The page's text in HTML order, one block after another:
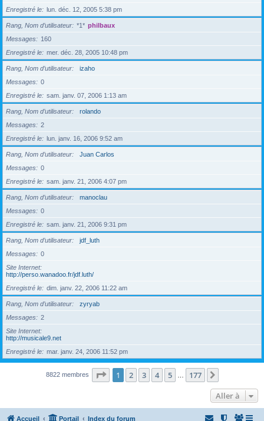
Enregistré le
lun. déc. 12, 2005 5:38 pm
Rang, Nom d’utilisateur *1* philbaux
Messages
160
Enregistré le
mer. déc. 28, 2005 10:48 pm
Rang, Nom d’utilisateur
izaho
Messages
0
Enregistré le
sam. janv. 07, 2006 1:13 am
Rang, Nom d’utilisateur
rolando
Messages
2
Enregistré le
lun. janv. 16, 2006 9:52 am
Rang, Nom d’utilisateur
Juan Carlos
Messages
0
Enregistré le
sam. janv. 21, 2006 4:07 pm
Rang, Nom d’utilisateur
manoclau
Messages
0
Enregistré le
sam. janv. 21, 2006 9:31 pm
Rang, Nom d’utilisateur
jdf_luth
Messages
0
Site Internet
http://perso.wanadoo.fr/jdf.luth/
Enregistré le
dim. janv. 22, 2006 11:22 am
Rang, Nom d’utilisateur
zyryab
Messages
2
Site Internet
http://musicale9.net
Enregistré le
mar. janv. 24, 2006 11:52 pm
8822 membres Page 1sur177
1 2 3 4 5 177
Aller à
Accueil Portail Index du forum